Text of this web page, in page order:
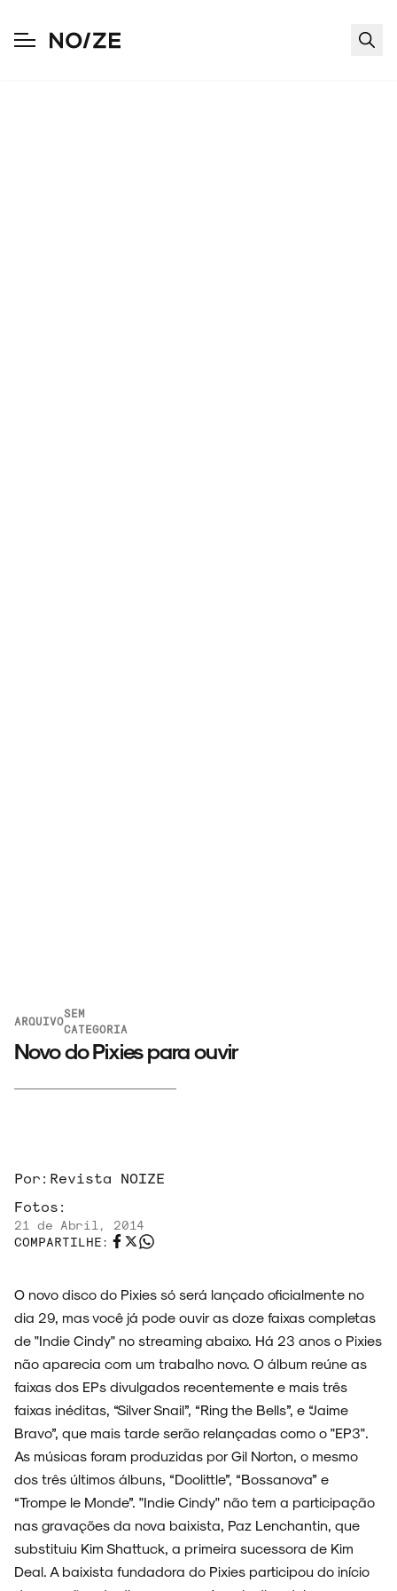
ESPECIAIS
FAIXA A FAIXA
ARQUIVO
SEM
CATEGORIA
Novo do Pixies para ouvir
Por: Revista NOIZE
Fotos:
21 de Abril, 2014
COMPARTILHE:
O novo disco do Pixies só será lançado oficialmente no
dia 29, mas você já pode ouvir as doze faixas completas
de "Indie Cindy" no streaming abaixo. Há 23 anos o Pixies
não aparecia com um trabalho novo. O álbum reúne as
faixas dos EPs divulgados recentemente e mais três
faixas inéditas, “Silver Snail”, “Ring the Bells”, e “Jaime
Bravo”, que mais tarde serão relançadas como o "EP3".
As músicas foram produzidas por Gil Norton, o mesmo
dos três últimos álbuns, “Doolittle”, “Bossanova” e
“Trompe le Monde”. "Indie Cindy" não tem a participação
nas gravações da nova baixista, Paz Lenchantin, que
substituiu Kim Shattuck, a primeira sucessora de Kim
Deal. A baixista fundadora do Pixies participou do início